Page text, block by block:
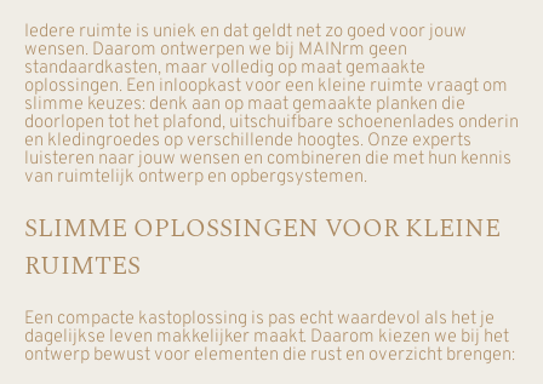
Iedere ruimte is uniek en dat geldt net zo goed voor jouw
wensen. Daarom ontwerpen we bij MAINrm geen
standaardkasten, maar volledig op maat gemaakte
oplossingen. Een inloopkast voor een kleine ruimte vraagt om
slimme keuzes: denk aan op maat gemaakte planken die
doorlopen tot het plafond, uitschuifbare schoenenlades onderin
en kledingroedes op verschillende hoogtes. Onze experts
luisteren naar jouw wensen en combineren die met hun kennis
van ruimtelijk ontwerp en opbergsystemen.
SLIMME OPLOSSINGEN VOOR KLEINE
RUIMTES
Een compacte kastoplossing is pas echt waardevol als het je
dagelijkse leven makkelijker maakt. Daarom kiezen we bij het
ontwerp bewust voor elementen die rust en overzicht brengen: